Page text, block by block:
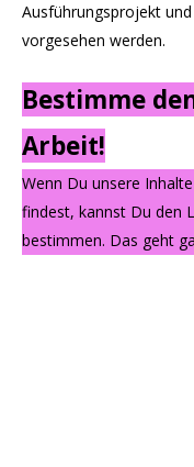
Ausführungsprojekt
vorgesehen werden.
Bestimme
Arbeit!
Wenn Du unsere
findest, kannst Du den
bestimmen. Das geht